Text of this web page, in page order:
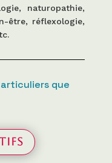
naturopathie,
être, réflexologie,
que